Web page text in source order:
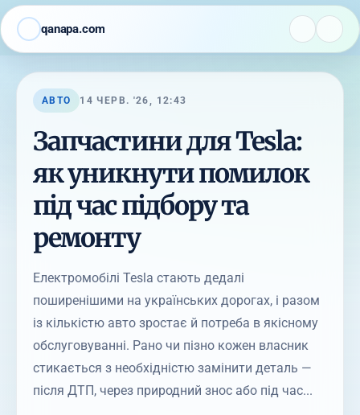
qanapa.com
АВТО 14 ЧЕРВ. '26, 12:43
Запчастини для Tesla:
як уникнути помилок
під час підбору та
ремонту
Електромобілі Tesla стають дедалі
поширенішими на українських дорогах, і разом
із кількістю авто зростає й потреба в якісному
обслуговуванні. Рано чи пізно кожен власник
стикається з необхідністю замінити деталь —
після ДТП, через природний знос або під час...